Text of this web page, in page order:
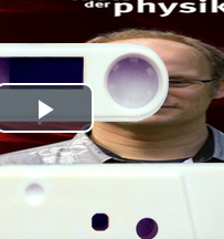
Play
Video